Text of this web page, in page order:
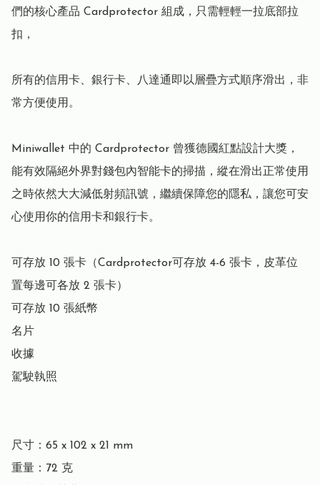
們的核心產品 Cardprotector 組成，只需輕輕一拉底部拉
扣，
所有的信用卡、銀行卡、八達通即以層疊方式順序滑出，非
常方便使用。
Miniwallet 中的 Cardprotector 曾獲德國紅點設計大獎，
能有效隔絕外界對錢包內智能卡的掃描，縱在滑出正常使用
之時依然大大減低射頻訊號，繼續保障您的隱私，讓您可安
心使用你的信用卡和銀行卡。
可存放 10 張卡（Cardprotector可存放 4-6 張卡，皮革位
置每邊可各放 2 張卡）
可存放 10 張紙幣
名片
收據
駕駛執照
尺寸：65 x 102 x 21 mm
重量：72 克